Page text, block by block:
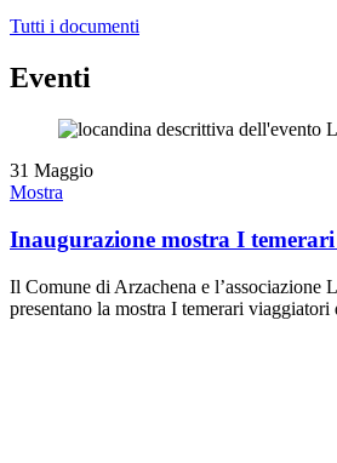
Tutti i documenti
Eventi
31 Maggio
Mostra
Inaugurazione mostra I
Il Comune di Arzachena e l’associazione
presentano la mostra I temerari viaggiatori